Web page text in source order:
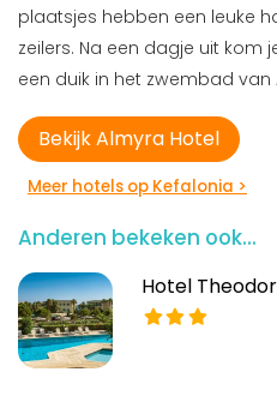
plaatsjes hebben een leuke
zeilers. Na een dagje uit kom
een duik in het zwembad van
Bekijk Almyra Hotel
Meer hotels op Kefalonia >
Anderen bekeken ook...
Hotel